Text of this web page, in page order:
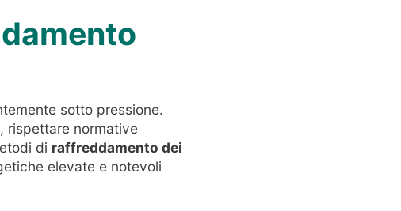
sotto pressione.
rispettare normative
di raffreddamento dei
elevate e notevoli